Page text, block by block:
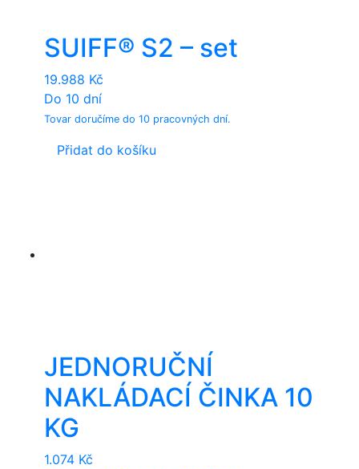
the
product
SUIFF® S2 – set
19.988 Kč
Do 10 dní
Tovar doručíme do 10 pracovných dní.
Přidat do košíku
JEDNORUČNÍ
NAKLÁDACÍ ČINKA 10
KG
1.074 Kč